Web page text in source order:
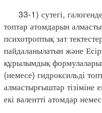
33-1) сутегі,
топтар атомдарын
психотроптық зат
пайдаланылатын және
құрылымдық
(немесе) гидроксильді
алмастырғыштар тізіміне
екі валентті атомдар